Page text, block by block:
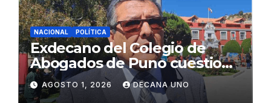
NACIONAL POLÍTICA
Exdecano del Colegio de
Abogados de Puno cuestiona
propuestas sobre seguridad
ciudadana
AGOSTO 1, 2026 DECANA UNO